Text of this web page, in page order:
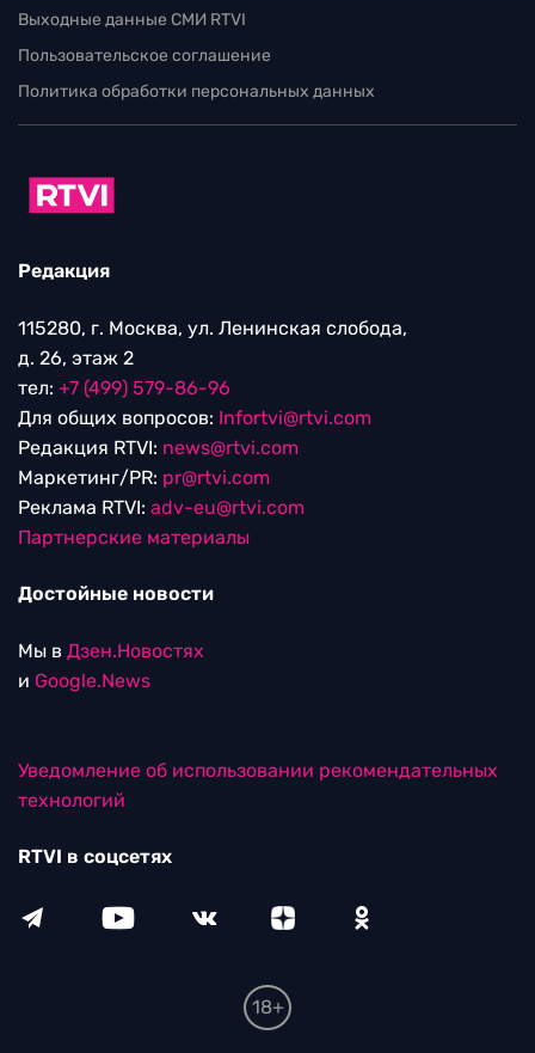
Выходные данные СМИ RTVI
Пользовательское соглашение
Политика обработки персональных данных
Редакция
115280, г. Москва, ул. Ленинская слобода,
д. 26, этаж 2
тел: +7 (499) 579-86-96
Для общих вопросов: Infortvi@rtvi.com
Редакция RTVI: news@rtvi.com
Маркетинг/PR: pr@rtvi.com
Реклама RTVI: adv-eu@rtvi.com
Партнерские материалы
Достойные новости
Мы в Дзен.Новостях
и Google.News
Уведомление об использовании рекомендательных
технологий
RTVI в соцсетях
18+